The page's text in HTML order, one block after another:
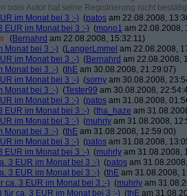
oder Autor hat seine Registrierung nicht
im Monat bei 3 :-) (patos am 22.08.2008,
EUR im Monat bei 3 :-) (mono1 am 22.08.2008,
(Bernahrd am 22.08.2008, 15:32:11)
Monat bei 3 :-) (LangerLmmel am 22.08.2008,
im Monat bei 3 :-) (Bernahrd am 22.08.2008,
Monat bei 3 :-) (thE am 30.08.2008, 21:29:07)
im Monat bei 3 :-) (sorny am 30.08.2008,
Monat bei 3 :-) (Tester99 am 30.08.2008,
im Monat bei 3 :-) (patos am 31.08.2008,
EUR im Monat bei 3 :-) (tha_haze am
im Monat bei 3 :-) (muhrly am 31.08.2008,
Monat bei 3 :-) (thE am 31.08.2008, 12:59:00)
im Monat bei 3 :-) (patos am 31.08.2008,
EUR im Monat bei 3 :-) (muhrly am 31.08.2008,
3 EUR im Monat bei 3 :-) (patos am
3 EUR im Monat bei 3 :-) (thE am 31.08.2008,
ca. 3 EUR im Monat bei 3 :-) (muhrly am
für ca. 3 EUR im Monat bei 3 :-) (thE am